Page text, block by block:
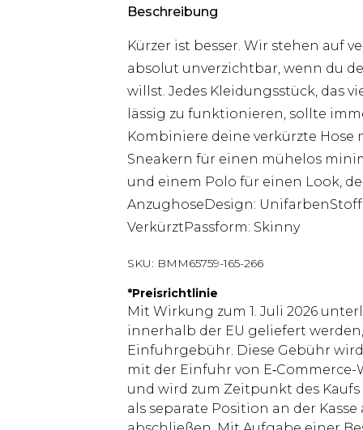
Beschreibung
Kürzer ist besser. Wir stehen auf
absolut unverzichtbar, wenn du
willst. Jedes Kleidungsstück, das
lässig zu funktionieren, sollte
Kombiniere deine verkürzte
Sneakern für einen mühelos
und einem Polo für einen Look,
AnzughoseDesign:
VerkürztPassform: Skinny
SKU: BMM65759-165-266
*Preisrichtlinie
Mit Wirkung zum 1. Juli 2026
innerhalb der EU geliefert
Einfuhrgebühr. Diese Gebühr
mit der Einfuhr von
und wird zum Zeitpunkt des
als separate Position an der